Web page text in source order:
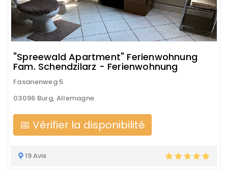
"Spreewald Apartment" Ferienwohnung
Fam. Schendzilarz - Ferienwohnung
Fasanenweg 5
03096 Burg, Allemagne
📅 Vérifier la disponibilité
19 Avis